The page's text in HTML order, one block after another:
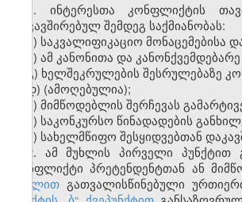
1. ინტერესთა კონფლიქტის
დაკავშირებულ შემდეგ საქმიანობას:
ა) საკვალიფიკაციო მონაცემებისა
ბ) ამ კანონითა და
გ) ხელშეკრულების შესრულებაზე
დ) (ამოღებულია);
ე) მიმწოდებლის შერჩევას
ვ) საკონკურსო წინადადების
ზ) სახელმწიფო შესყიდვებთან
2. ამ მუხლის პირველი პუნქტით
კონფლიქტი პრეტენდენტთან ან
მუხლით გათვალისწინებული